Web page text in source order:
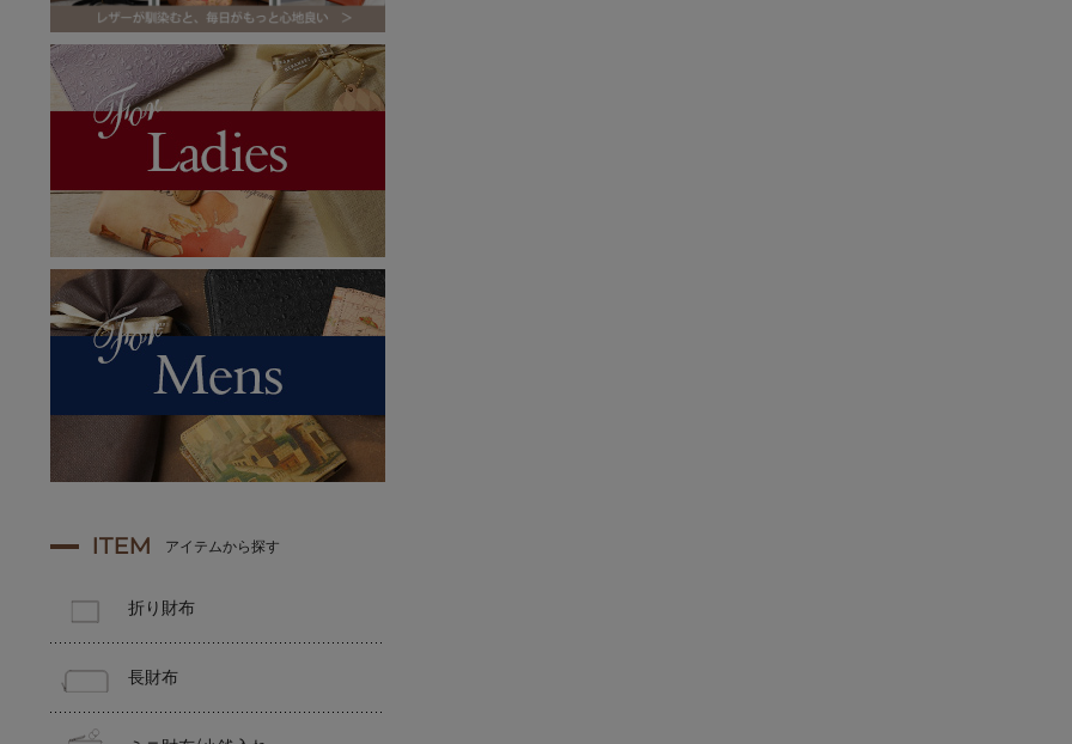
ITEM アイテムから探す
折り財布
長財布